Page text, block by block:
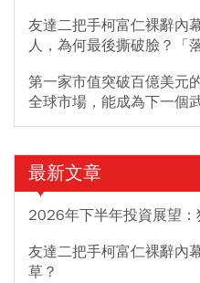
友達二把手柯富仁裸辭內
人，為何最後撕破臉？「
第一家市值突破百億美元
全球市場，能成為下一個
最新文章
2026年下半年投資展望
友達二把手柯富仁裸辭內
草？